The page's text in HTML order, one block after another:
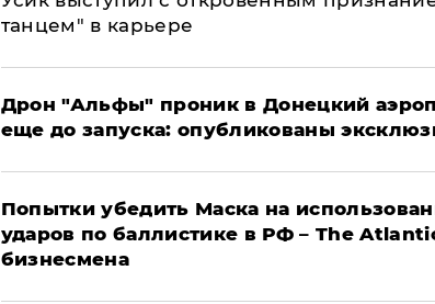
танцем" в карьере
Дрон "Альфы" проник в Донецкий
еще до запуска: опубликованы
Попытки убедить Маска на
ударов по баллистике в РФ – The
бизнесмена